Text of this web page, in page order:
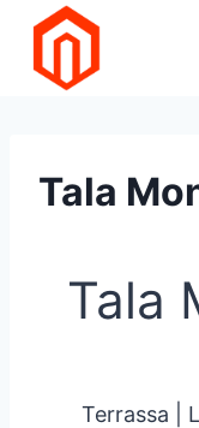
Aller
contenu
Tala
Tala
Terrassa |